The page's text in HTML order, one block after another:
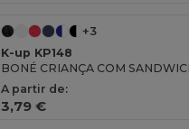
+3
K-up KP148
A partir de:
3,79 €